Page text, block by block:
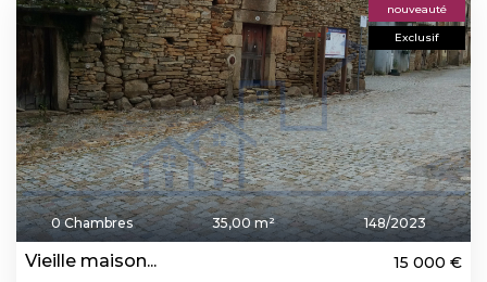
nouveauté
Exclusif
0 Chambres 35,00 m² 148/2023
Vieille maison... 15 000 €